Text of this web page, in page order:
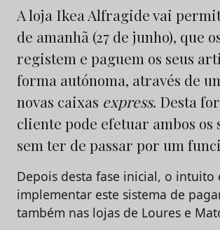
A loja Ikea Alfragide vai
de amanhã (27 de junho), que
registem e paguem os seus
forma autónoma, através de
novas caixas express. Desta
cliente pode efetuar ambos os
sem ter de passar por um
Depois desta fase inicial, o intuito
implementar este sistema de
também nas lojas de Loures e